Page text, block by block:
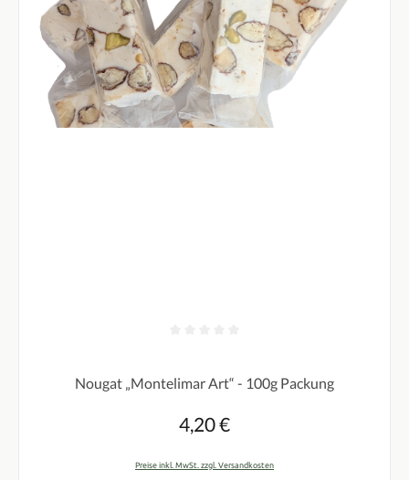
Nougat „Montelimar Art“ - 100g Packung
Regulärer Preis:
4,20 €
Preise inkl. MwSt. zzgl. Versandkosten